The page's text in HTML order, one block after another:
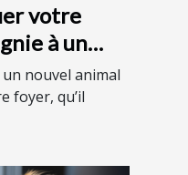
votre
à un
?
nouvel animal
foyer, qu’il